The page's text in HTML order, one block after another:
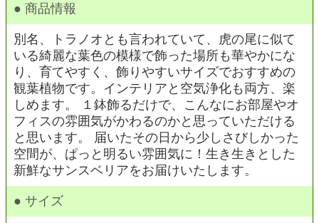
● 商品情報
別名、トラノオとも言われていて、虎の尾に似て
いる綺麗な葉色の模様で飾った場所も華やかにな
り、育てやすく、飾りやすいサイズでおすすめの
観葉植物です。インテリアと空気浄化も両方、楽
しめます。 １鉢飾るだけで、こんなにお部屋やオ
フィスの雰囲気がかわるのかと思っていただける
と思います。 届いたその日から少しさびしかった
空間が、ぱっと明るい雰囲気に！生き生きとした
新鮮なサンスベリアをお届けいたします。
● サイズ